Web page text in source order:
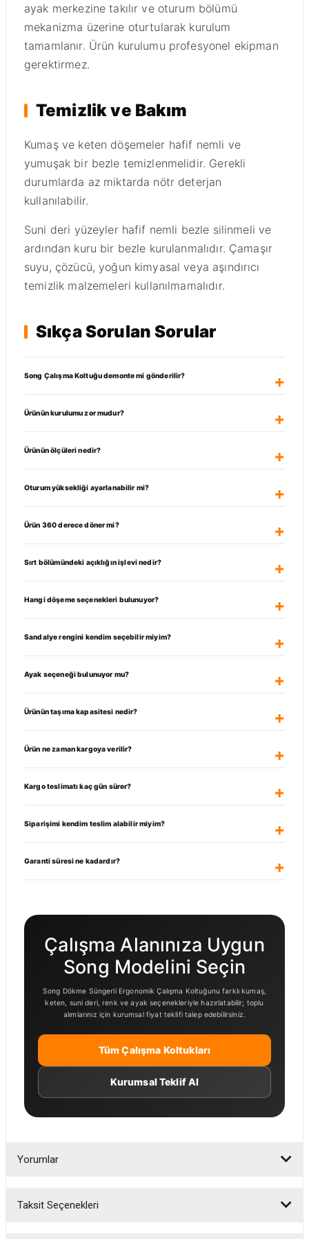
ayak merkezine takılır ve oturum bölümü
mekanizma üzerine oturtularak kurulum
tamamlanır. Ürün kurulumu profesyonel ekipman
gerektirmez.
Temizlik ve Bakım
Kumaş ve keten döşemeler hafif nemli ve
yumuşak bir bezle temizlenmelidir. Gerekli
durumlarda az miktarda nötr deterjan
kullanılabilir.
Suni deri yüzeyler hafif nemli bezle silinmeli ve
ardından kuru bir bezle kurulanmalıdır. Çamaşır
suyu, çözücü, yoğun kimyasal veya aşındırıcı
temizlik malzemeleri kullanılmamalıdır.
Sıkça Sorulan Sorular
Song Çalışma Koltuğu demonte mi gönderilir?
Ürünün kurulumu zor mudur?
Ürünün ölçüleri nedir?
Oturum yüksekliği ayarlanabilir mi?
Ürün 360 derece döner mi?
Sırt bölümündeki açıklığın işlevi nedir?
Hangi döşeme seçenekleri bulunuyor?
Sandalye rengini kendim seçebilir miyim?
Ayak seçeneği bulunuyor mu?
Ürünün taşıma kapasitesi nedir?
Ürün ne zaman kargoya verilir?
Kargo teslimatı kaç gün sürer?
Siparişimi kendim teslim alabilir miyim?
Garanti süresi ne kadardır?
Çalışma Alanınıza Uygun
Song Modelini Seçin
Song Dökme Süngerli Ergonomik Çalışma Koltuğunu farklı kumaş,
keten, suni deri, renk ve ayak seçenekleriyle hazırlatabilir; toplu
alımlarınız için kurumsal fiyat teklifi talep edebilirsiniz.
Tüm Çalışma Koltukları
Kurumsal Teklif Al
Yorumlar
Bu ürüne ilk yorumu siz yapın!
Taksit Seçenekleri